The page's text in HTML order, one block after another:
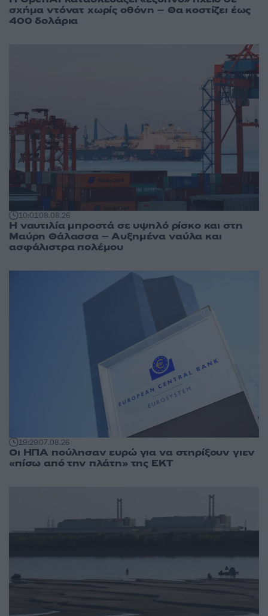
σχήμα ντόνατ χωρίς οθόνη – Θα κοστίζει έως
400 δολάρια
10:0108.08.26
Η ναυτιλία μπροστά σε υψηλό ρίσκο και στη
Μαύρη Θάλασσα – Αυξημένα ναύλα και
ασφάλιστρα πολέμου
19:2907.08.26
Οι ΗΠΑ πούλησαν ευρώ για να στηρίξουν γιεν
«πίσω από την πλάτη» της ΕΚΤ